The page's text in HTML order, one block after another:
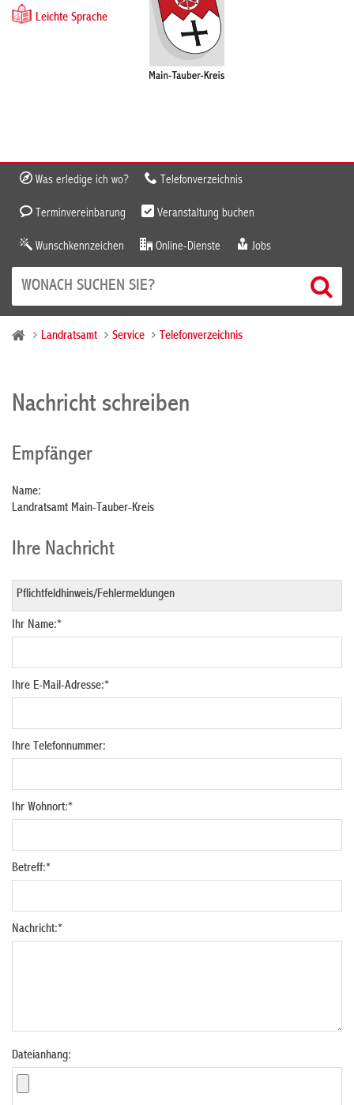
Leichte Sprache
Was erledige ich wo? Telefonverzeichnis
Terminvereinbarung Veranstaltung buchen
Wunschkennzeichen Online-Dienste Jobs
Landratsamt Service Telefonverzeichnis
Nachricht schreiben
Empfänger
Name:
Landratsamt Main-Tauber-Kreis
Ihre Nachricht
Ihr Name:*
Ihre E-Mail-Adresse:*
Ihre Telefonnummer:
Ihr Wohnort:*
Betreff:*
Nachricht:*
Dateianhang: